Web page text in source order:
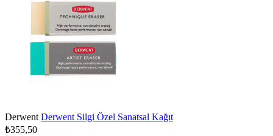
Derwent Derwent Silgi Özel Sanatsal Kağıt
₺355,50